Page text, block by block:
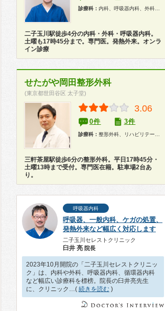
診療科： 内科、呼吸器内科、外科、整形外科、健康診断
二子玉川駅徒歩4分の内科・外科・呼吸器内科。
土曜も17時45分まで。専門医。発熱外来。オンラ
イン診療
せたがや岡田整形外科
(東京都世田谷区 太子堂)
3.06
0件 3件
診療科： 整形外科、リハビリテーション科
三軒茶屋駅徒歩6分の整形外科。平日17時45分・
土曜13時まで受付。専門医在籍。駐車場2台あ
り。
呼吸器内科
呼吸器、一般内科、ケガの処置、
発熱外来など幅広く対応します
二子玉川セレストクリニック
臼井 亮 院長
2023年10月開院の「二子玉川セレストクリニッ
ク」は、内科や外科、呼吸器内科、循環器内科
など幅広い診療科を標榜。院長の臼井亮先生
に、クリニック…( 続きを読む )